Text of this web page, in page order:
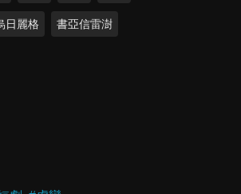
日麗格 書亞信雷澍